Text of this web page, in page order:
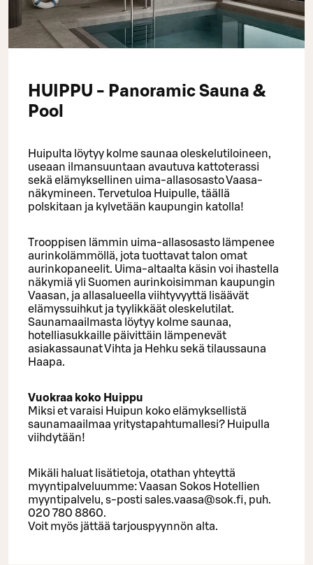
HUIPPU - Panoramic Sauna &
Pool
Huipulta löytyy kolme saunaa oleskelutiloineen,
useaan ilmansuuntaan avautuva kattoterassi
sekä elämyksellinen uima-allasosasto Vaasa-
näkymineen. Tervetuloa Huipulle, täällä
polskitaan ja kylvetään kaupungin katolla!
Trooppisen lämmin uima-allasosasto lämpenee
aurinkolämmöllä, jota tuottavat talon omat
aurinkopaneelit. Uima-altaalta käsin voi ihastella
näkymiä yli Suomen aurinkoisimman kaupungin
Vaasan, ja allasalueella viihtyvyyttä lisäävät
elämyssuihkut ja tyylikkäät oleskelutilat.
Saunamaailmasta löytyy kolme saunaa,
hotelliasukkaille päivittäin lämpenevät
asiakassaunat Vihta ja Hehku sekä tilaussauna
Haapa.
Vuokraa koko Huippu
Miksi et varaisi Huipun koko elämyksellistä
saunamaailmaa yritystapahtumallesi? Huipulla
viihdytään!
Mikäli haluat lisätietoja, otathan yhteyttä
myyntipalveluumme: Vaasan Sokos Hotellien
myyntipalvelu, s-posti sales.vaasa@sok.fi, puh.
020 780 8860.
Voit myös jättää tarjouspyynnön alta.